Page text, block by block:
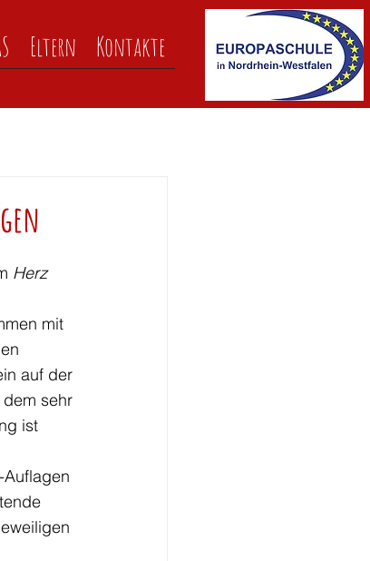
Eltern Kontakte
Herz
mit
auf der
sehr
ist